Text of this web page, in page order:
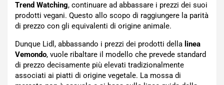
Trend Watching, continuare ad abbassare i prezzi dei suoi
prodotti vegani. Questo allo scopo di raggiungere la parità
di prezzo con gli equivalenti di origine animale.
Dunque Lidl, abbassando i prezzi dei prodotti della linea
Vemondo, vuole ribaltare il modello che prevede standard
di prezzo decisamente più elevati tradizionalmente
associati ai piatti di origine vegetale. La mossa di